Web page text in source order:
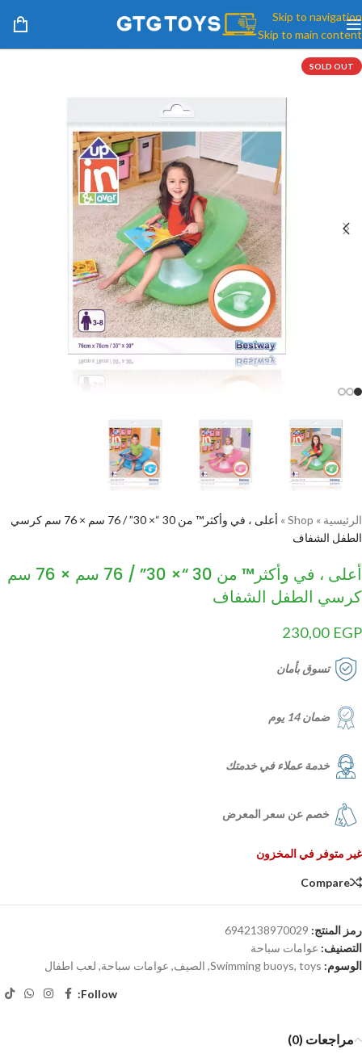
Skip to navigation
Skip to main content
SOLD OUT
الرئيسية »
Shop
»
‏أعلى ، في وأكثر™ من 30 “× 30” / 76 سم × 76 سم كرسي
الطفل الشفاف‏
‏أعلى ، في وأكثر™ من 30 “× 30” / 76 سم × 76 سم
كرسي الطفل الشفاف‏
230,00 EGP
تسوق بأمان
ضمان 14 يوم
خدمة عملاء في خدمتك
خصم عن سعر المعرض
غير متوفر في المخزون
Compare
رمز المنتج: 6942138970029
التصنيف: عوامات سباحة
الوسوم:
Swimming buoys, toys
, الصيف, عوامات سباحة, لعب اطفال
Follow:
مراجعات (0)